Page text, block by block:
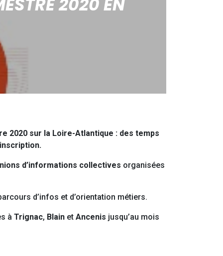
2020 sur la Loire-Atlantique : des temps
d’informations collectives organisées
d’infos et d’orientation métiers.
à Trignac, Blain et Ancenis jusqu’au mois